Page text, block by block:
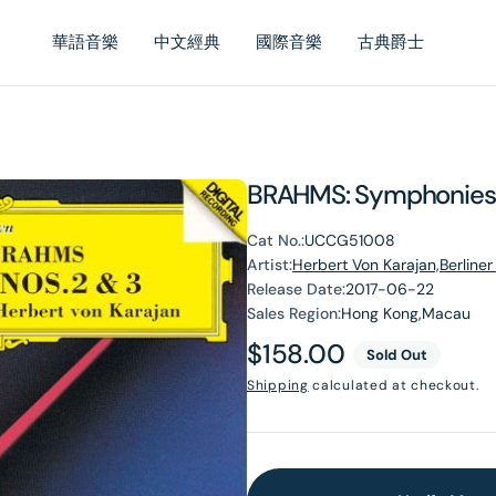
華語音樂 中文經典 國際音樂 古典爵士
BRAHMS:
Cat No.:UCCG51008
Artist:Herbert Von
Release Date:2017-06-22
Sales Region:Hong Kong,Macau
Regular
price
$158.00 Sold Out
Shipping calculated at checkout.